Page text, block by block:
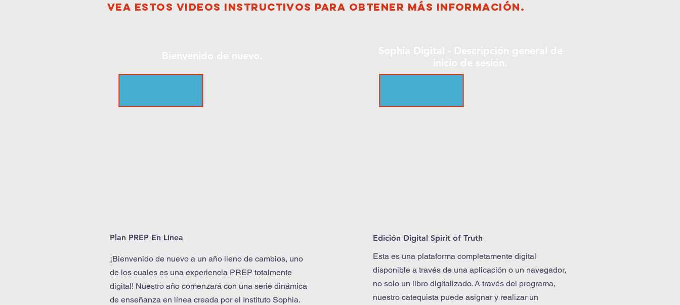
Vea estos videos instructivos para obtener más información.
Plan PREP En Línea
¡Bienvenido de nuevo a un año lleno de cambios, uno
de los cuales es una experiencia PREP totalmente
digital! Nuestro año comenzará con una serie dinámica
de enseñanza en línea creada por el Instituto Sophia.
Edición Digital Spirit of Truth
Esta es una plataforma completamente digital
disponible a través de una aplicación o un navegador,
no solo un libro digitalizado. A través del programa,
nuestro catequista puede asignar y realizar un